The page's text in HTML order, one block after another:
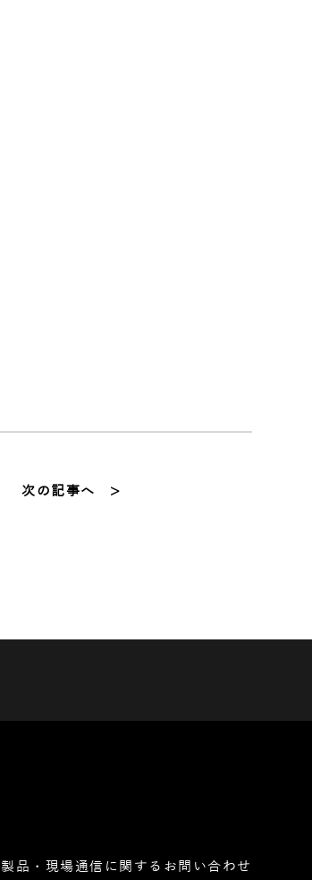
次の記事へ >
製品・現場通信に関するお問い合わせ